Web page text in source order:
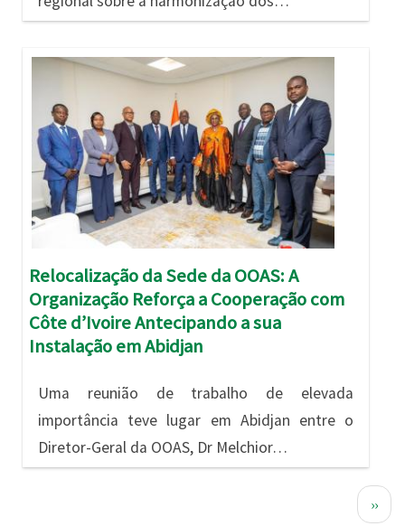
Imagem
Relocalização da Sede da OOAS: A
Organização Reforça a Cooperação com
Côte d’Ivoire Antecipando a sua
Instalação em Abidjan
Uma reunião de trabalho de elevada
importância teve lugar em Abidjan entre o
Diretor-Geral da OOAS, Dr Melchior…
››